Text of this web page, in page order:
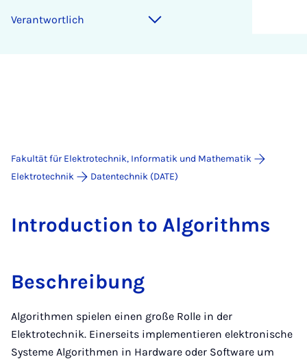
Ver­ant­wort­lich
Fakultät für Elektrotechnik, Informatik und Mathematik
Elektrotechnik
Datentechnik (DATE)
In­tro­duc­ti­on to Al­go­rithms
Beschreibung
Algorithmen spielen einen große Rolle in der
Elektrotechnik. Einerseits implementieren elektronische
Systeme Algorithmen in Hardware oder Software um